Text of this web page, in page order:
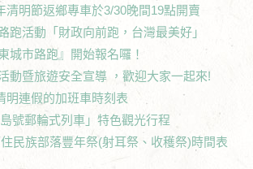
清明節返鄉專車於3/30晚間19點開賣
跑活動「財政向前跑，台灣最美好」
城市路跑』開始報名囉！
動暨旅遊安全宣導 ，歡迎大家一起來!
明連假的加班車時刻表
島號郵輪式列車」特色觀光行程
民族部落豐年祭(射耳祭、收穫祭)時間表